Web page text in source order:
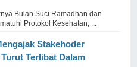
Bulan Suci Ramadhan dan
Protokol Kesehatan, ...
Stakehoder
Terlibat Dalam